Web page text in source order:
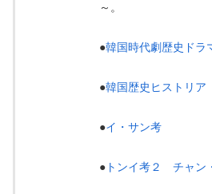
～。
●韓国時代劇歴史ドラ
●韓国歴史ヒストリア
●イ・サン考
● トンイ考２ チャン